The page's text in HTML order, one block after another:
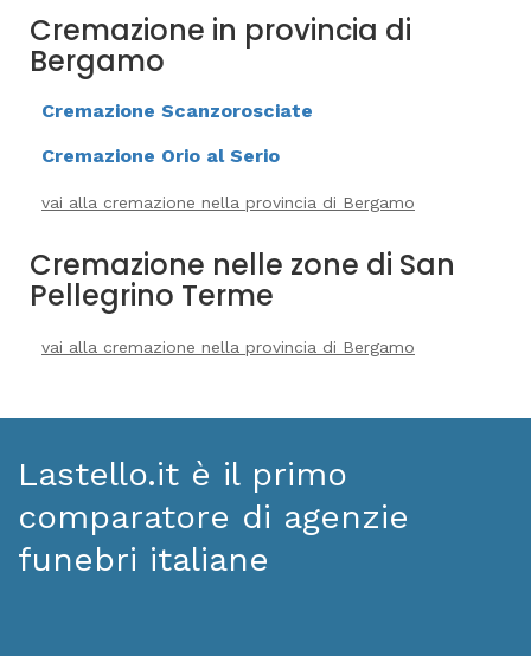
Cremazione in provincia di
Bergamo
Cremazione Scanzorosciate
Cremazione Orio al Serio
vai alla cremazione nella provincia di Bergamo
Cremazione nelle zone di San
Pellegrino Terme
vai alla cremazione nella provincia di Bergamo
Lastello.it è il primo
comparatore di agenzie
funebri italiane